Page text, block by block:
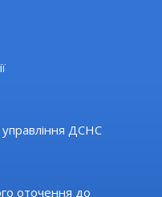
ДСНС
оточення до